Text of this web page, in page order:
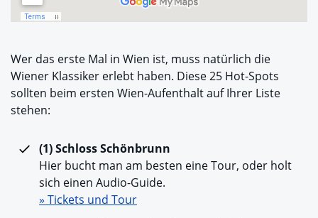
Wer das erste Mal in Wien ist, muss natürlich die
Wiener Klassiker erlebt haben. Diese 25 Hot-Spots
sollten beim ersten Wien-Aufenthalt auf Ihrer Liste
stehen:
(1) Schloss Schönbrunn
Hier bucht man am besten eine Tour, oder holt
sich einen Audio-Guide.
» Tickets und Tour